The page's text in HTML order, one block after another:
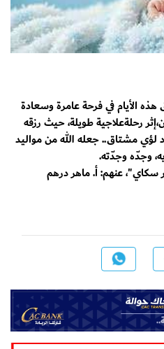
الأيام في فرحة عامرة وسعادة
رحلةعلاجية طويلة، حيث رزقه
لؤي مشتاق.. جعله الله من مواليد
وجدّه وجدّته.
سكاي"، عنهم: أ. ماهر درهم